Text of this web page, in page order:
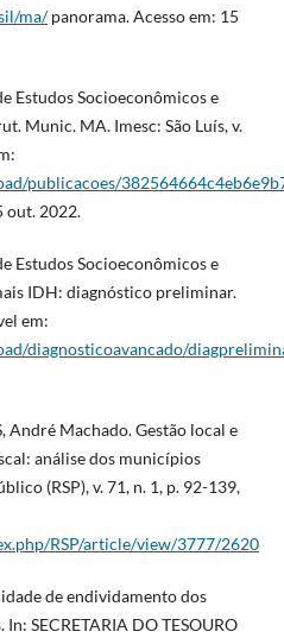
ma/panorama. Acesso em: 15
Estudos Socioeconômicos e
Munic. MA. Imesc: São Luís, v.
publicacoes/
out. 2022.
Estudos Socioeconômicos e
IDH: diagnóstico preliminar.
em:
diagnosticoavancado/
André Machado. Gestão local e
análise dos municípios
(RSP), v. 71, n. 1, p. 92-139,
RSP/article/view/3777/2620
de endividamento dos
SECRETARIA DO TESOURO